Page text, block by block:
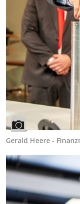
Gerald Heere -